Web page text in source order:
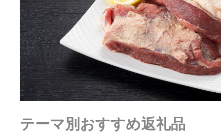
ふるさと納税の基礎知識
10秒ぴったり診断
テーマ別おすすめ返礼品